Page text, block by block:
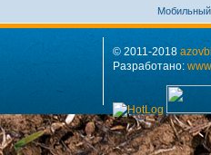
© 2011-2018
Разработано: